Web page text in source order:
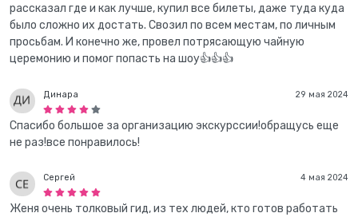
рассказал где и как лучше, купил все билеты, даже туда куда
было сложно их достать. Свозил по всем местам, по личным
просьбам. И конечно же, провел потрясающую чайную
церемонию и помог попасть на шоу👍👍👍
29 мая 2024
Динара
Спасибо большое за организацию экскурссии!обращусь еще
не раз!все понравилось!
4 мая 2024
Сергей
Женя очень толковый гид, из тех людей, кто готов работать